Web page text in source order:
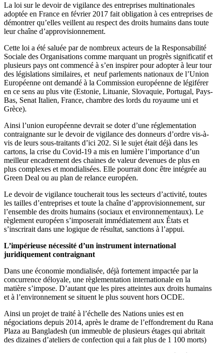
La loi sur le devoir de vigilance des entreprises multinationales
adoptée en France en février 2017 fait obligation à ces entreprises de
démontrer qu’elles veillent au respect des droits humains dans toute
leur chaîne d’approvisionnement.
Cette loi a été saluée par de nombreux acteurs de la Responsabilité
Sociale des Organisations comme marquant un progrès significatif et
plusieurs pays ont commencé à s’en inspirer pour adopter à leur tour
des législations similaires, et neuf parlements nationaux de l’Union
Européenne ont demandé à la Commission européenne de légiférer
en ce sens au plus vite (Estonie, Lituanie, Slovaquie, Portugal, Pays-
Bas, Senat Italien, France, chambre des lords du royaume uni et
Grèce).
Ainsi l’union européenne devrait se doter d’une réglementation
contraignante sur le devoir de vigilance des donneurs d’ordre vis-à-
vis de leurs sous-traitants d’ici 202. Si le sujet était déjà dans les
cartons, la crise du Covid-19 a mis en lumière l’importance d’un
meilleur encadrement des chaines de valeur devenues de plus en
plus complexes et mondialisées. Elle pourrait donc être intégrée au
Green Deal ou au plan de relance européen.
Le devoir de vigilance toucherait tous les secteurs d’activité, toutes
les tailles d’entreprises et toute la chaîne d’approvisionnement, sur
l’ensemble des droits humains (sociaux et environnementaux). Le
règlement européen s’imposerait immédiatement aux États et
s’inscrirait dans une logique de résultat, sanctions à l’appui.
L’impérieuse nécessité d’un instrument international
juridiquement contraignant
Dans une économie mondialisée, déjà fortement impactée par la
concurrence déloyale, une règlementation internationale en la
matière s’impose. D’autant que les pires atteintes aux droits humains
et à l’environnement se situent le plus souvent hors OCDE.
Ainsi un projet de traité à l’échelle des Nations unies est en
négociations depuis 2014, après le drame de l’effondrement du Rana
Plaza au Bangladesh (un immeuble de plusieurs étages qui abritait
des dizaines d’ateliers de confection qui a fait plus de 1 100 morts)